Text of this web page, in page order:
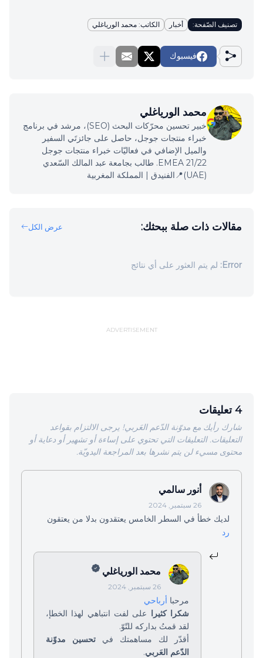
تصنيف الصّفحة: أخبار الكاتب: محمد الورياغلي
فيسبوك
محمد الورياغلي
خبير تحسين محرّكات البحث (SEO)، مرشد في برنامج
خبراء منتجات جوجل، حاصل على جائزتَي السفير
والميل الإضافي في فعاليّات خبراء منتجات جوجل
EMEA 21/22. طالب بجامعة عبد المالك السّعدي
(UAE)📍الفنيدق | المملكة المغربية
مقالات ذات صلة ببحثك: عرض الكل
Error: لم يتم العثور على أي نتائج
ADVERTISEMENT
4 تعليقات
شارك رأيك مع مدوّنة الدّعم العَربي! يرجى الالتزام بقواعد
التعليقات. التعليقات التي تحتوي على إساءة أو تشهير أو دعاية أو
محتوى مسيء لن يتم نشرها بعد المراجعة اليدويّة.
أنور سالمي
26 سبتمبر, 2024
لديك خطأ في السطر الخامس يعتقدون بدلا من يعتقون
رد
محمد الورياغلي
26 سبتمبر, 2024
مرحبا أرباحي
شكرا كثيرا على لفت انتباهي لهذا الخطإ،
لقد قمتُ بداركه للتّوّ.
أقدّر لك مساهمتك في تحسين مدوّنة
الدّعم العَربي.